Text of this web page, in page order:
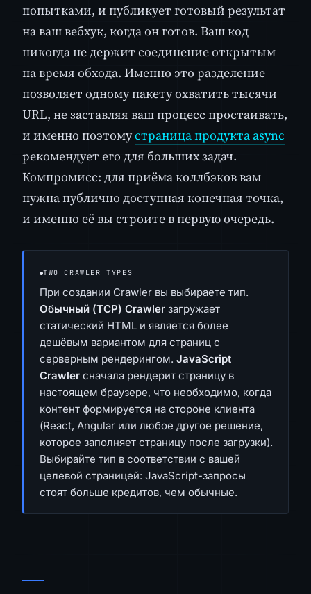
попытками, и публикует готовый результат
на ваш вебхук, когда он готов. Ваш код
никогда не держит соединение открытым
на время обхода. Именно это разделение
позволяет одному пакету охватить тысячи
URL, не заставляя ваш процесс простаивать,
и именно поэтомустраница продукта async
рекомендует его для больших задач.
Компромисс: для приёма коллбэков вам
нужна публично доступная конечная точка,
и именно её вы строите в первую очередь.
TWO CRAWLER TYPES
При создании Crawler вы выбираете тип.
Обычный (TCP) Crawler загружает
статический HTML и является более
дешёвым вариантом для страниц с
серверным рендерингом. JavaScript
Crawler сначала рендерит страницу в
настоящем браузере, что необходимо, когда
контент формируется на стороне клиента
(React, Angular или любое другое решение,
которое заполняет страницу после загрузки).
Выбирайте тип в соответствии с вашей
целевой страницей: JavaScript-запросы
стоят больше кредитов, чем обычные.